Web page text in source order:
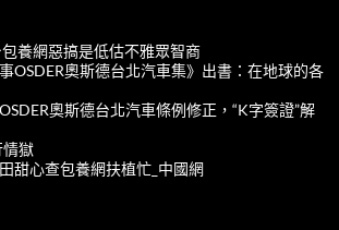
養網惡搞是低估不雅眾智商
OSDER奧斯德台北汽車集》出書：在地球的各
奧斯德台北汽車條例修正，“K字簽證”解
情獄
甜心查包養網扶植忙_中國網